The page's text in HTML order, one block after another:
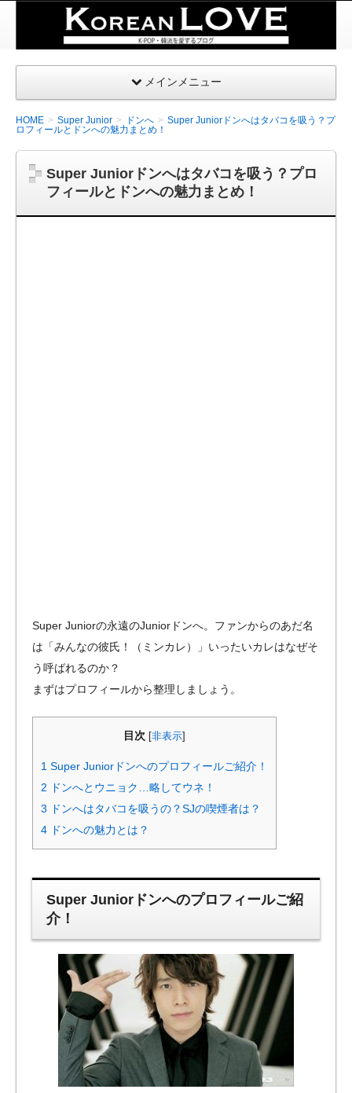
POP・
韓国を
| コリ
アンラ
メインメニュー
HOME Super Junior ドンへ
Super Juniorドンへはタバコを吸う？プ
ロフィールとドンへの魅力まとめ！
Super Juniorドンへはタバコを吸う？プロ
フィールとドンへの魅力まとめ！
Super Juniorの永遠のJuniorドンへ。ファンからのあだ名
は「みんなの彼氏！（ミンカレ）」いったいカレはなぜそ
う呼ばれるのか？
まずはプロフィールから整理しましょう。
目次 [非表示]
1 Super Juniorドンへのプロフィールご紹介！
2 ドンへとウニョク…略してウネ！
3 ドンへはタバコを吸うの？SJの喫煙者は？
4 ドンへの魅力とは？
Super Juniorドンへのプロフィールご紹
介！